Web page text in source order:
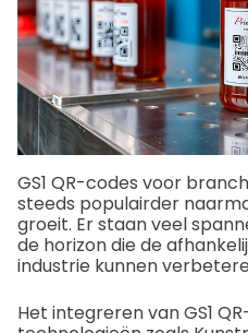
GS1 QR-codes voor
steeds populairder
groeit. Er staan veel
de horizon die de
industrie kunnen
Het integreren van GS1